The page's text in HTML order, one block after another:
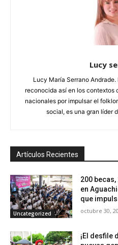
Lucy
Lucy María Serrano Andrade.
reconocida así en los contextos
nacionales por impulsar el
social, es una gran líder
Artículos Recientes
Uncategorized
200
en
que
octubre 30,
¡El desfile